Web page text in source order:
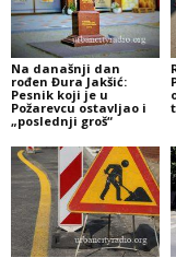
Na današnji dan
rođen Đura Jakšić:
Pesnik koji je u
Požarevcu ostavljao i
„poslednji groš“